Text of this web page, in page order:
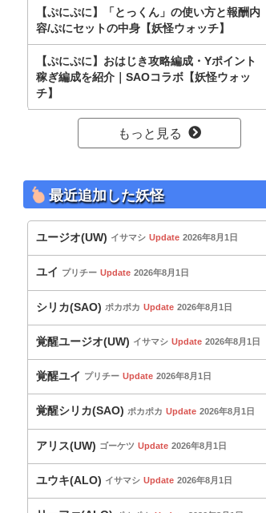
【ぷにぷに】「とっくん」の使い方と報酬内
容/ぷにセットの中身【妖怪ウォッチ】
【ぷにぷに】おはじき攻略編成・Yポイント
稼ぎ編成を紹介｜SAOコラボ【妖怪ウォッ
チ】
もっと見る
最近追加した妖怪
ユージオ(UW) イサマシ Update 2026年8月1日
ユイ プリチー Update 2026年8月1日
シリカ(SAO) ポカポカ Update 2026年8月1日
覚醒ユージオ(UW) イサマシ Update 2026年8月1日
覚醒ユイ プリチー Update 2026年8月1日
覚醒シリカ(SAO) ポカポカ Update 2026年8月1日
アリス(UW) ゴーケツ Update 2026年8月1日
ユウキ(ALO) イサマシ Update 2026年8月1日